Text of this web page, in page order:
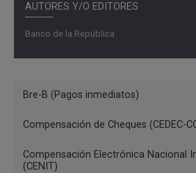
AUTORES Y/O EDITORES
Banco de la República
Menú
de
Pago
Bre-B (Pagos inmediatos)
Compensación de Cheques (CEDEC-
Compensación Electrónica Nacional
(CENIT)